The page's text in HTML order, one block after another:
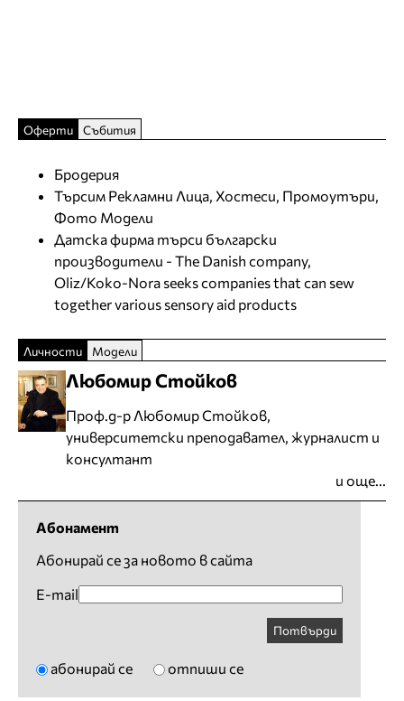
Оферти Събития
Бродерия
Търсим Рекламни Лица, Хостеси, Промоутъри,
Фото Модели
Датска фирма търси български
производители - The Danish company,
Oliz/Koko-Nora seeks companies that can sew
together various sensory aid products
Личности Модели
Любомир Стойков
Проф.д-р Любомир Стойков,
университетски преподавател, журналист и
консултант
и още...
Абонамент
Абонирай се за новото в сайта
E-mail
Потвърди
абонирай се отпиши се